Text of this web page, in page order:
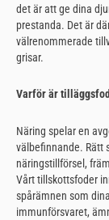
det är att ge dina
prestanda. Det är
välrenommerade
grisar.
Varför är
Näring spelar en
välbefinnande. Rätt
näringstillförsel,
Vårt tillskottsfoder
spårämnen som
immunförsvaret,